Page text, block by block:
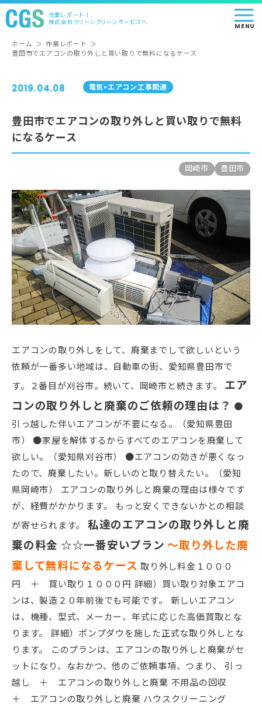
作業レポート |
株式会社クリーングリーンサービスへ
MENU
ホーム ＞ 作業レポート ＞
豊田市でエアコンの取り外しと買い取りで無料になるケース
2019.04.08 電気•エアコン⼯事関連
豊田市でエアコンの取り外しと買い取りで無料
になるケース
岡崎市 豊田市
エアコンの取り外しをして、廃棄までして欲しいという
依頼が一番多い地域は、自動車の街、愛知県豊田市で
す。２番目が刈谷市。続いて、岡崎市と続きます。 エア
コンの取り外しと廃棄のご依頼の理由は？ ●
引っ越した伴いエアコンが不要になる。（愛知県豊田
市） ●家屋を解体するからすべてのエアコンを廃棄して
欲しい。（愛知県刈谷市） ●エアコンの効きが悪くなっ
たので、廃棄したい。新しいのと取り替えたい。（愛知
県岡崎市） エアコンの取り外しと廃棄の理由は様々です
が、経費がかかります。 もっと安くできないかとの相談
が寄せられます。 私達のエアコンの取り外しと廃
棄の料金 ☆☆一番安いプラン ～取り外した廃
棄して無料になるケース 取り外し料金１０００
円 ＋ 買い取り１０００円 詳細）買い取り対象エアコ
ンは、製造２０年前後でも可能です。 新しいエアコン
は、機種、型式、メーカー、年式に応じた高価買取とな
ります。 詳細）ポンプダウを施した正式な取り外しとな
ります。 このプランは、エアコンの取り外しと廃棄がセ
ットになり、なおかつ、他のご依頼事項、つまり、 引っ
越し ＋ エアコンの取り外しと廃棄 不用品の回収
＋ エアコンの取り外しと廃棄 ハウスクリーニング